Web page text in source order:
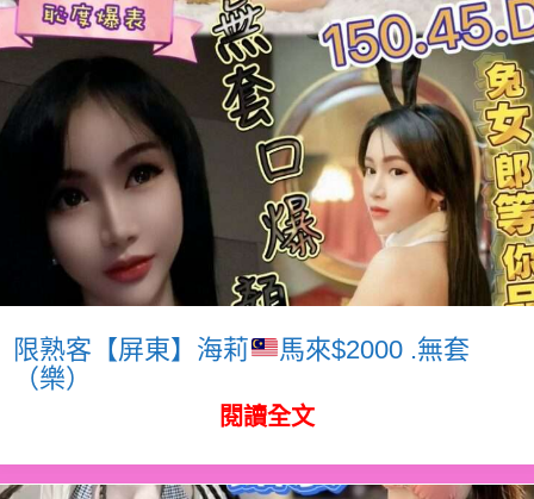
限熟客【屏東】海莉
馬來$2000 .無套
（樂）
閱讀全文